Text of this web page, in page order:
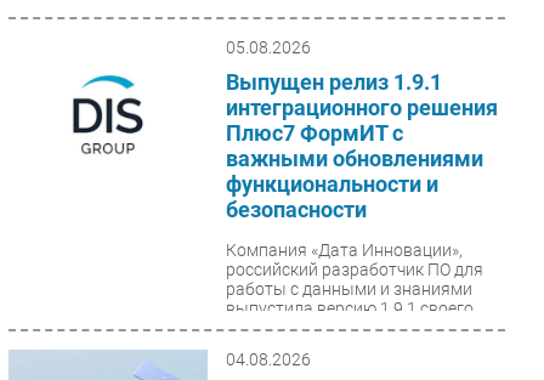
Каталог компаний
05.08.2026
Выпущен релиз 1.9.1
интеграционного решения
Плюс7 ФормИТ с
важными обновлениями
функциональности и
безопасности
Компания «Дата Инновации»,
российский разработчик ПО для
работы с данными и знаниями
выпустила версию 1.9.1 своего
флагманского решения...
04.08.2026